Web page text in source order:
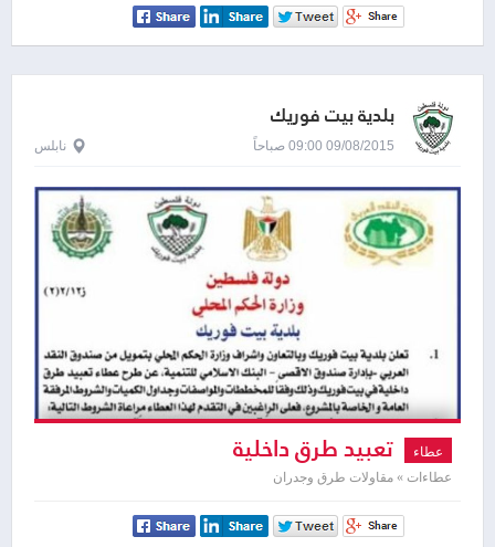
بلدية بيت فوريك
09/08/2015 09:00 صباحاً نابلس
عطاء تعبيد طرق داخلية
عطاءات » مقاولات طرق وجدران